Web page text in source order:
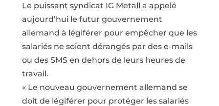
Le puissant syndicat IG Metall a appelé
aujourd’hui le futur gouvernement
allemand à légiférer pour empêcher que les
salariés ne soient dérangés par des e-mails
ou des SMS en dehors de leurs heures de
travail.
« Le nouveau gouvernement allemand se
doit de légiférer pour protéger les salariés